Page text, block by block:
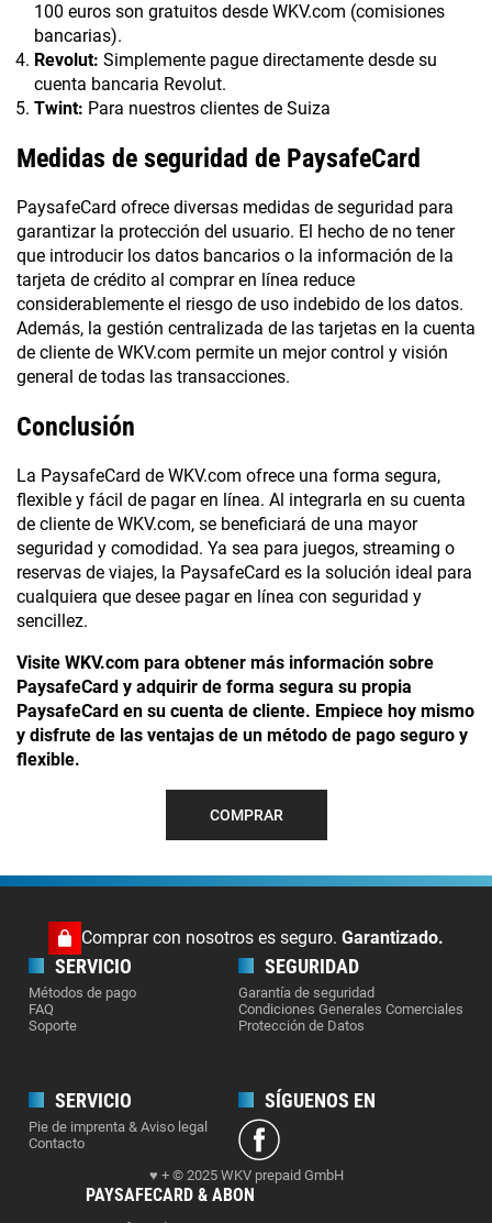
100 euros son gratuitos desde WKV.com (comisiones
bancarias).
Revolut: Simplemente pague directamente desde su
cuenta bancaria Revolut.
Twint: Para nuestros clientes de Suiza
Medidas de seguridad de PaysafeCard
PaysafeCard ofrece diversas medidas de seguridad para
garantizar la protección del usuario. El hecho de no tener
que introducir los datos bancarios o la información de la
tarjeta de crédito al comprar en línea reduce
considerablemente el riesgo de uso indebido de los datos.
Además, la gestión centralizada de las tarjetas en la cuenta
de cliente de WKV.com permite un mejor control y visión
general de todas las transacciones.
Conclusión
La PaysafeCard de WKV.com ofrece una forma segura,
flexible y fácil de pagar en línea. Al integrarla en su cuenta
de cliente de WKV.com, se beneficiará de una mayor
seguridad y comodidad. Ya sea para juegos, streaming o
reservas de viajes, la PaysafeCard es la solución ideal para
cualquiera que desee pagar en línea con seguridad y
sencillez.
Visite WKV.com para obtener más información sobre
PaysafeCard y adquirir de forma segura su propia
PaysafeCard en su cuenta de cliente. Empiece hoy mismo
y disfrute de las ventajas de un método de pago seguro y
flexible.
COMPRAR
Comprar con nosotros es seguro. Garantizado.
SERVICIO
Métodos de pago
FAQ
Soporte
SEGURIDAD
Garantía de seguridad
Condiciones Generales Comerciales
Protección de Datos
SERVICIO
Pie de imprenta & Aviso legal
Contacto
SÍGUENOS EN
♥ + © 2025 WKV prepaid GmbH
PAYSAFECARD & ABON